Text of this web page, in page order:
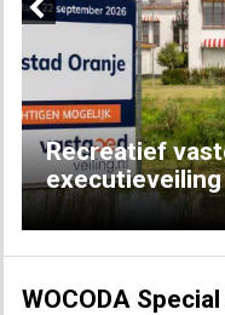
Recreatief
WOCODA